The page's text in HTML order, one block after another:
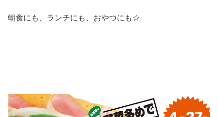
朝食にも、ランチにも、おやつにも☆